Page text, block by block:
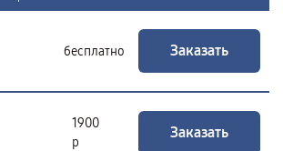
бесплатно Заказать
1900
р
Заказать